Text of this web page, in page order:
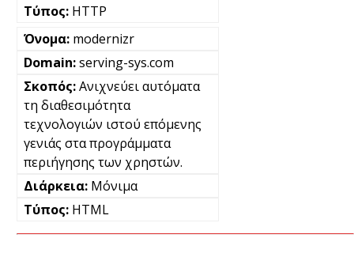
HTTP
modernizr
serving-sys.com
Ανιχνεύει αυτόματα
τη διαθεσιμότητα
τεχνολογιών ιστού επόμενης
γενιάς στα προγράμματα
περιήγησης των χρηστών.
Μόνιμα
HTML